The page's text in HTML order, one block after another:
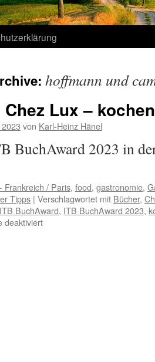
hoffmann und
Chez Lux –
von Karl-Heinz Hänel
BuchAward 2023 in
Frankreich / Paris, food, gastronomie,
Tipps | Verschlagwortet mit Bücher,
ITB BuchAward, ITB BuchAward 2023,
deaktiviertfür